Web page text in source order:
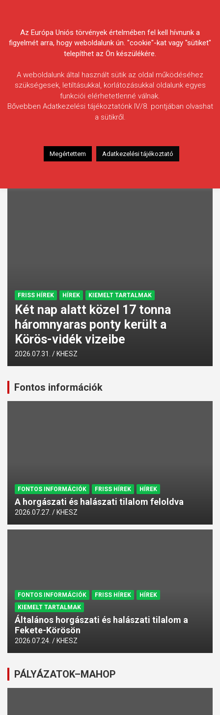
Egyesületek Szövetsége
FRISS HÍREK
alatt közel 17 tonna háromnyaras ponty került a Körös-vidék
Kiemelt tartalmak
FRISS HÍREK HÍREK KIEMELT TARTALMAK
Két nap alatt közel 17 tonna
háromnyaras ponty került a
Körös-vidék vizeibe
2026.07.31. KHESZ
Fontos információk
FONTOS INFORMÁCIÓK FRISS HÍREK HÍREK
A horgászati és halászati tilalom feloldva
2026.07.27. KHESZ
FONTOS INFORMÁCIÓK FRISS HÍREK
HÍREK
KIEMELT TARTALMAK
Általános horgászati és halászati tilalom a
Fekete-Körösön
2026.07.24. KHESZ
PÁLYÁZATOK–MAHOP
Az Európa Uniós törvények értelmében fel kell hívnunk a
figyelmét arra, hogy weboldalunk ún. "cookie"-kat vagy "sütiket"
telepíthet az Ön készülékére.
A weboldalunk által használt sütik az oldal működéséhez
szükségesek, letiltásukkal, korlátozásukkal oldalunk egyes
funkciói elérhetetlenné válnak.
Bővebben Adatkezelési tájékoztatónk IV/8. pontjában olvashat
a sütikről.
Megértettem Adatkezelési tájékoztató